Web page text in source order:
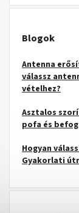
Blogok
Antenna
válassz
vételhez?
Asztalos
pofa és
Hogyan
Gyakorlati